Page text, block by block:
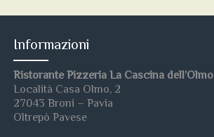
Informazioni
Ristorante Pizzeria La Cascina dell’Olmo
Località Casa Olmo, 2
27043 Broni – Pavia
Oltrepò Pavese